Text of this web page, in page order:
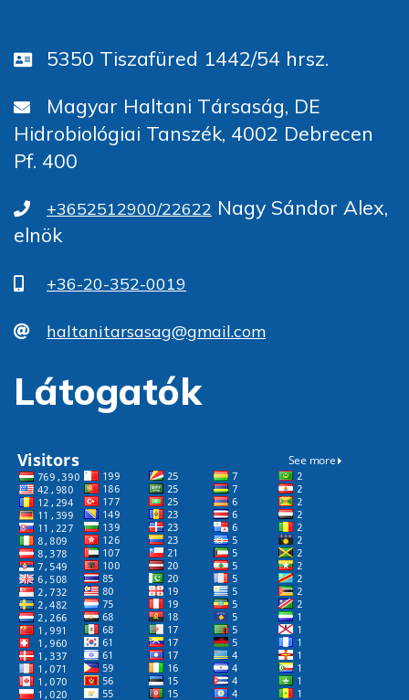
5350 Tiszafüred 1442/54 hrsz.
Magyar Haltani Társaság, DE
Hidrobiológiai Tanszék, 4002 Debrecen
Pf. 400
+3652512900/22622 Nagy Sándor Alex,
elnök
+36-20-352-0019
haltanitarsasag@gmail.com
Látogatók